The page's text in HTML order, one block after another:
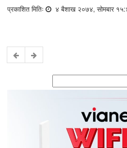
प्रकाशित मितिः ४ बैशाख २०७४, सोमबार
for: